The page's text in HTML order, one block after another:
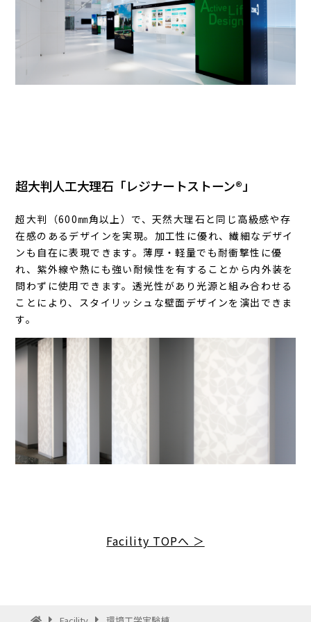
超大判人工大理石「レジナートストーン®」
超大判（600㎜角以上）で、天然大理石と同じ高級感や存
在感のあるデザインを実現。加工性に優れ、繊細なデザイ
ンも自在に表現できます。薄厚・軽量でも耐衝撃性に優
れ、紫外線や熱にも強い耐候性を有することから内外装を
問わずに使用できます。透光性があり光源と組み合わせる
ことにより、スタイリッシュな壁面デザインを演出できま
す。
Facility TOPへ ＞